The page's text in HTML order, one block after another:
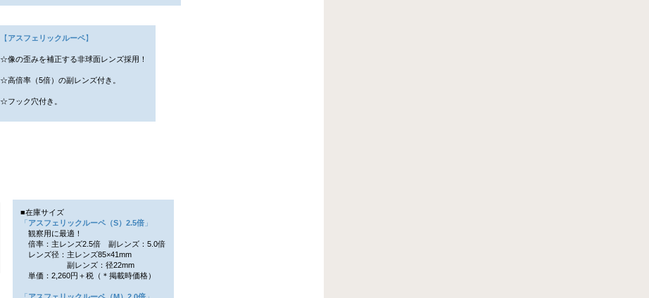
【アスフェリックルーペ】
☆像の歪みを補正する非球面レンズ採用！
☆高倍率（5倍）の副レンズ付き。
☆フック穴付き。
■在庫サイズ
「アスフェリックルーペ（S）2.5倍 」
観察用に最適！
倍率：主レンズ2.5倍 副レンズ：5.0倍
レンズ径：主レンズ85×41mm
副レンズ：径22mm
単価：2,260円＋税（＊掲載時価格）
「アスフェリックルーペ（M）2.0倍 」